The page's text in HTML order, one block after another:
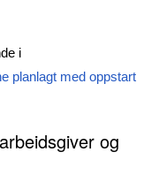
i
planlagt med oppstart
og